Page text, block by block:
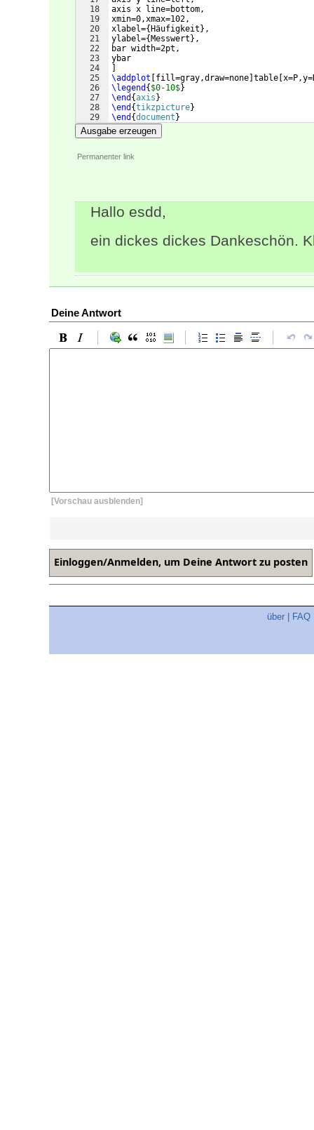
18
19
20
21
22
23
24
25
26
27
28
29
axis x line=bottom,
xmin=0,xmax=102,
xlabel={ Häufigkeit } ,
ylabel={ Messwert } ,
bar width=2pt,
ybar
\addplot
fill=gray,draw=none table
\legend { $0-10$}
\end {axis }
\end {tikzpicture}
\end {document }
Ausgabe erzeugen
Permanenter link
Hallo esdd,
ein dickes dickes Dankeschön.
Deine Antwort
[Vorschau ausblenden]
über FAQ